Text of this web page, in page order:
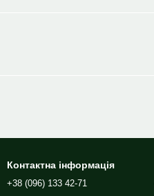
Контактна інформація
+38 (096) 133 42-71